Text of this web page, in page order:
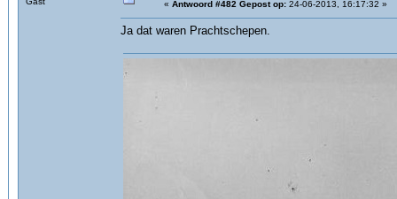
« Antwoord #482 Gepost op:24-06-2013, 16:17:32 »
Ja dat waren Prachtschepen.